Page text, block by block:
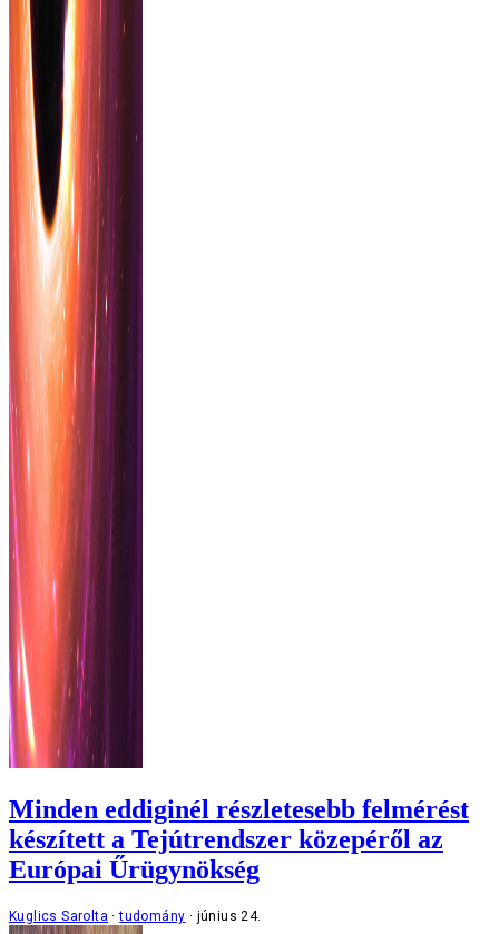
Minden eddiginél részletesebb felmérést
készített a Tejútrendszer közepéről az
Európai Űrügynökség
Kuglics Sarolta tudomány június 24.